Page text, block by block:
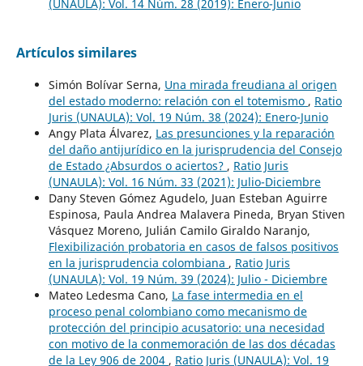
(UNAULA): Vol. 14 Núm. 28 (2019): Enero-Junio
Artículos similares
Simón Bolívar Serna, Una mirada freudiana al origen
del estado moderno: relación con el totemismo , Ratio
Juris (UNAULA): Vol. 19 Núm. 38 (2024): Enero-Junio
Angy Plata Álvarez, Las presunciones y la reparación
del daño antijurídico en la jurisprudencia del Consejo
de Estado ¿Absurdos o aciertos? , Ratio Juris
(UNAULA): Vol. 16 Núm. 33 (2021): Julio-Diciembre
Dany Steven Gómez Agudelo, Juan Esteban Aguirre
Espinosa, Paula Andrea Malavera Pineda, Bryan Stiven
Vásquez Moreno, Julián Camilo Giraldo Naranjo,
Flexibilización probatoria en casos de falsos positivos
en la jurisprudencia colombiana , Ratio Juris
(UNAULA): Vol. 19 Núm. 39 (2024): Julio - Diciembre
Mateo Ledesma Cano, La fase intermedia en el
proceso penal colombiano como mecanismo de
protección del principio acusatorio: una necesidad
con motivo de la conmemoración de las dos décadas
de la Ley 906 de 2004 , Ratio Juris (UNAULA): Vol. 19